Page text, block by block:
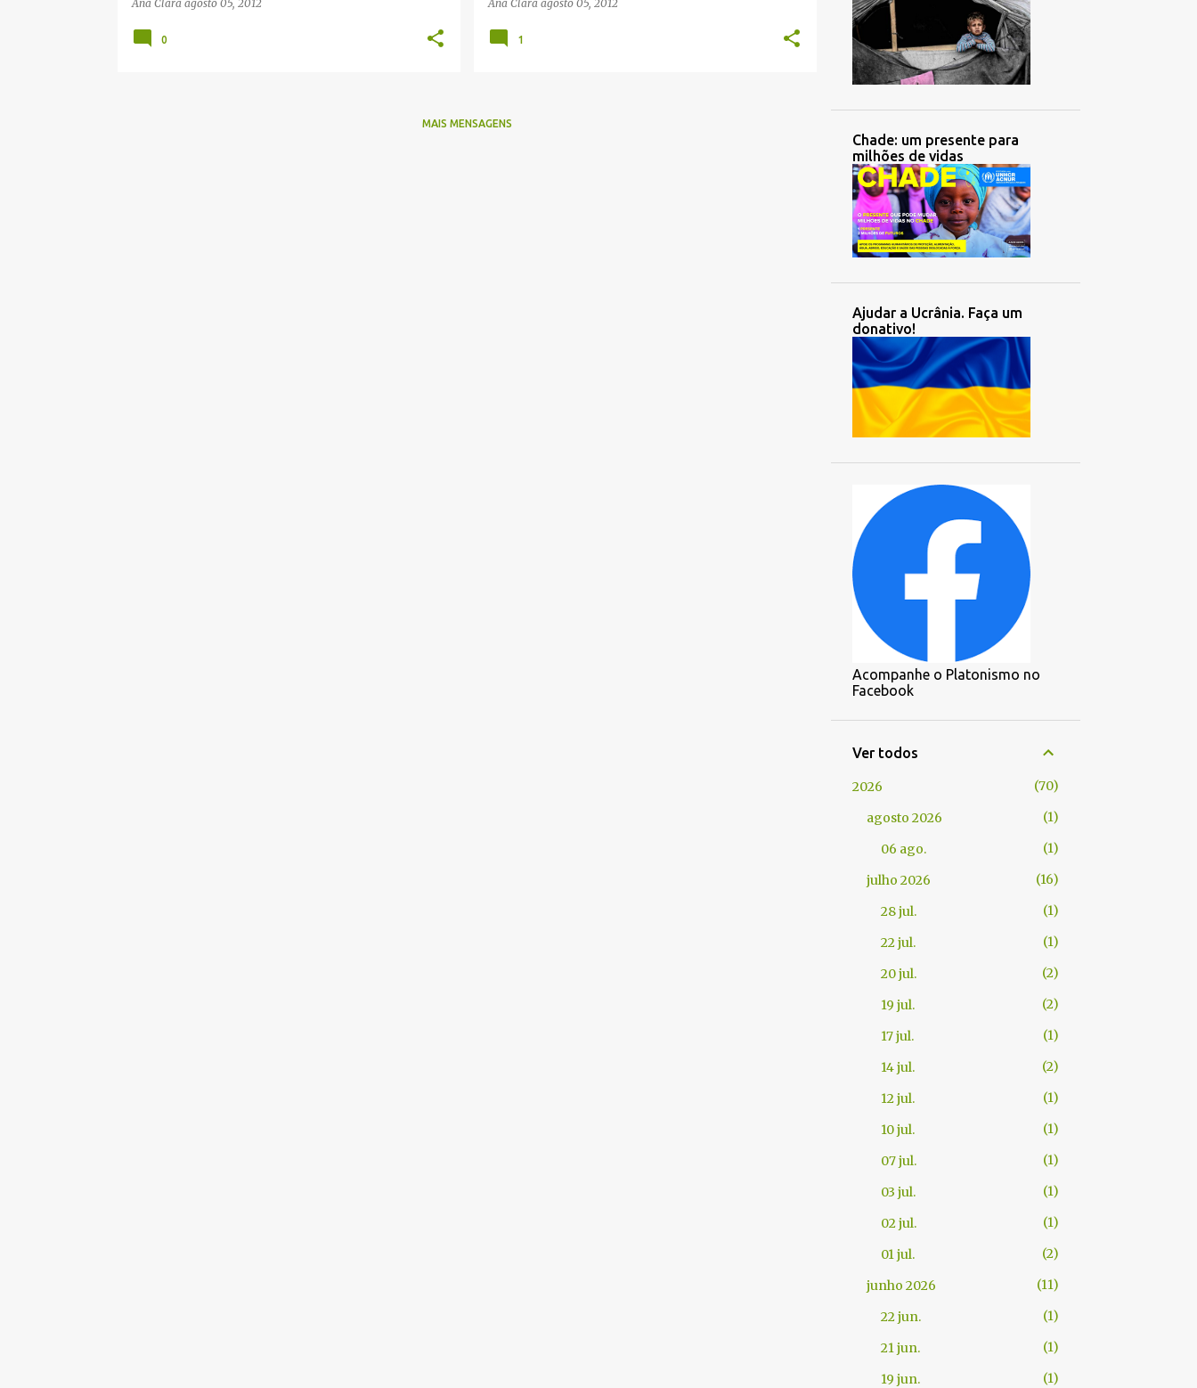
Ana Clara agosto 05, 2012
0
Ana Clara agosto 05, 2012
1
MAIS MENSAGENS
Chade: um presente para
milhões de vidas
Ajudar a Ucrânia. Faça um
donativo!
Acompanhe o Platonismo no
Facebook
Ver todos
2026
70
agosto 2026
1
06 ago.
1
julho 2026
16
28 jul.
1
22 jul.
1
20 jul.
2
19 jul.
2
17 jul.
1
14 jul.
2
12 jul.
1
10 jul.
1
07 jul.
1
03 jul.
1
02 jul.
1
01 jul.
2
junho 2026
11
22 jun.
1
21 jun.
1
19 jun.
1